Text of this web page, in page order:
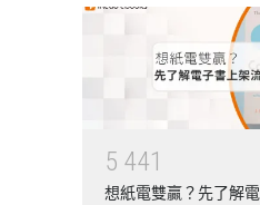
後復原能力，減少他
濟、社會和環境衝擊
5 441
想紙電雙贏？先了解